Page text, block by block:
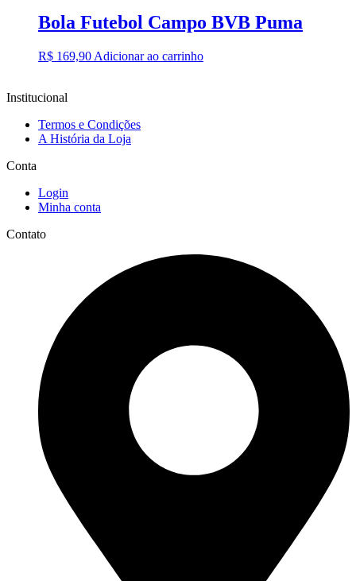
Bola Futebol Campo BVB Puma
R$ 169,90 Adicionar ao carrinho
Institucional
Termos e Condições
A História da Loja
Conta
Login
Minha conta
Contato